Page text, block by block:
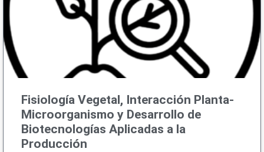
Fisiología Vegetal, Interacción Planta-
Microorganismo y Desarrollo de
Biotecnologías Aplicadas a la
Producción